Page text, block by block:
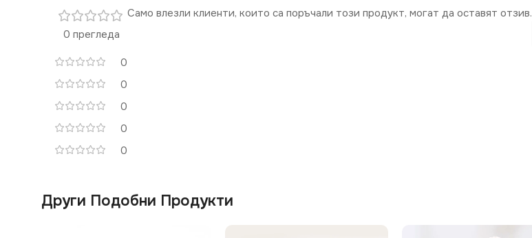
0 прегледа
0
0
0
0
0
Само влезли клиенти, които са поръчали този продукт, могат да оставят отзив.
Други Подобни Продукти